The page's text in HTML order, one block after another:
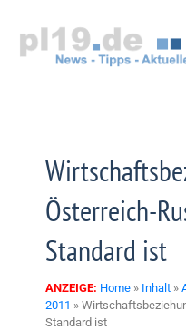
springen
Österreich-
Standard ist
ANZEIGE: Home » Inhalt »
2011 »
Standard ist